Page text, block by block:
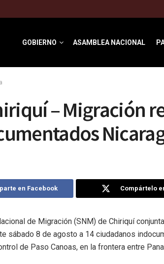
GOBIERNO ASAMBLEA NACIONAL
– Migración
en Facebook Compártelo
de Migración (SNM) de Chiriquí
sábado 8 de agosto a 14 ciudadanos
de Paso Canoas, en la frontera entre